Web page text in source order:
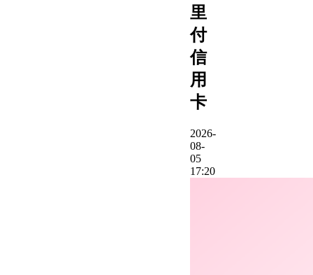
里
付
信
用
卡
2026-
08-
05
17:20